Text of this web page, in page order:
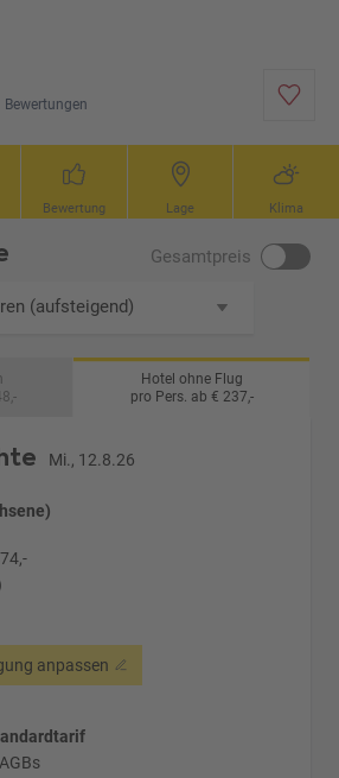
Bewertungen
Bewertung Lage Klima
Gesamtpreis
(aufsteigend)
Hotel ohne Flug
pro Pers. ab € 237,-
Mi., 12.8.26
anpassen